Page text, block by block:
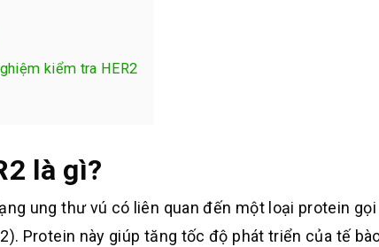
kiểm tra HER2
là gì?
ung thư vú có liên quan đến một loại protein gọi
Protein này giúp tăng tốc độ phát triển của tế